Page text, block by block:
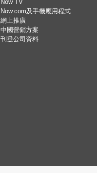
Now TV
Now.com及手機應用程式
網上推廣
中國營銷方案
刊登公司資料